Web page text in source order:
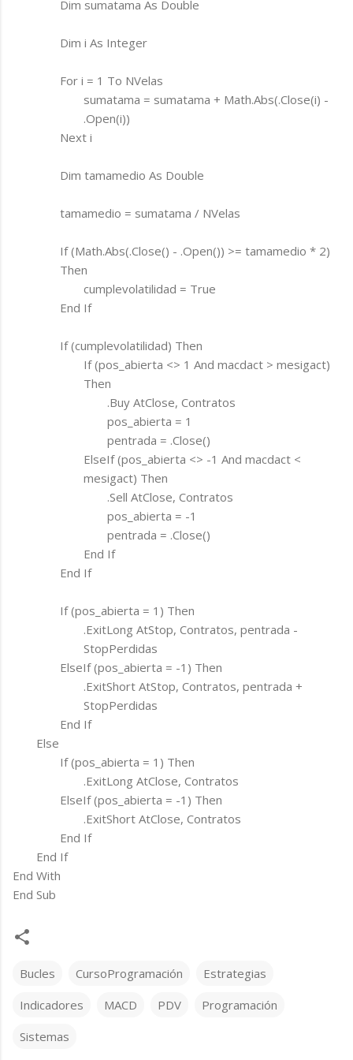
Dim sumatama As Double
Dim i As Integer
For i = 1 To NVelas
sumatama = sumatama + Math.Abs(.Close(i) -
.Open(i))
Next i
Dim tamamedio As Double
tamamedio = sumatama / NVelas
If (Math.Abs(.Close() - .Open()) >= tamamedio * 2)
Then
cumplevolatilidad = True
End If
If (cumplevolatilidad) Then
If (pos_abierta <> 1 And macdact > mesigact)
Then
.Buy AtClose, Contratos
pos_abierta = 1
pentrada = .Close()
ElseIf (pos_abierta <> -1 And macdact <
mesigact) Then
.Sell AtClose, Contratos
pos_abierta = -1
pentrada = .Close()
End If
End If
If (pos_abierta = 1) Then
.ExitLong AtStop, Contratos, pentrada -
StopPerdidas
ElseIf (pos_abierta = -1) Then
.ExitShort AtStop, Contratos, pentrada +
StopPerdidas
End If
Else
If (pos_abierta = 1) Then
.ExitLong AtClose, Contratos
ElseIf (pos_abierta = -1) Then
.ExitShort AtClose, Contratos
End If
End If
End With
End Sub
Bucles CursoProgramación
Estrategias
Indicadores
MACD PDV
Programación
Sistemas